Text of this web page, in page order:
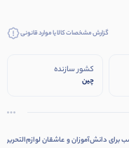
گزارش مشخصات کالا یا موارد قانونی
کشور سازنده
چین
دانش‌آموزان و عاشقان لوازم‌التحریر